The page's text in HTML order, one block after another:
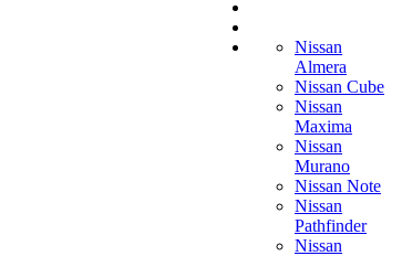
Nissan
Almera
Nissan Cube
Nissan
Maxima
Nissan
Murano
Nissan Note
Nissan
Pathfinder
Nissan